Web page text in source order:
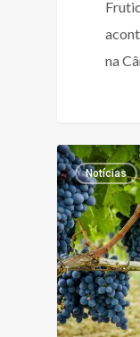
na
Notícias